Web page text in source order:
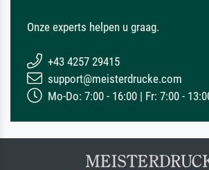
Onze experts helpen u graag.
+43 4257 29415
support@meisterdrucke.com
Mo-Do: 7:00 - 16:00 | Fr: 7:00 -